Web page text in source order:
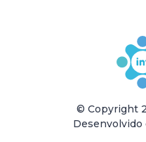
Desenvolvido
© Copyright